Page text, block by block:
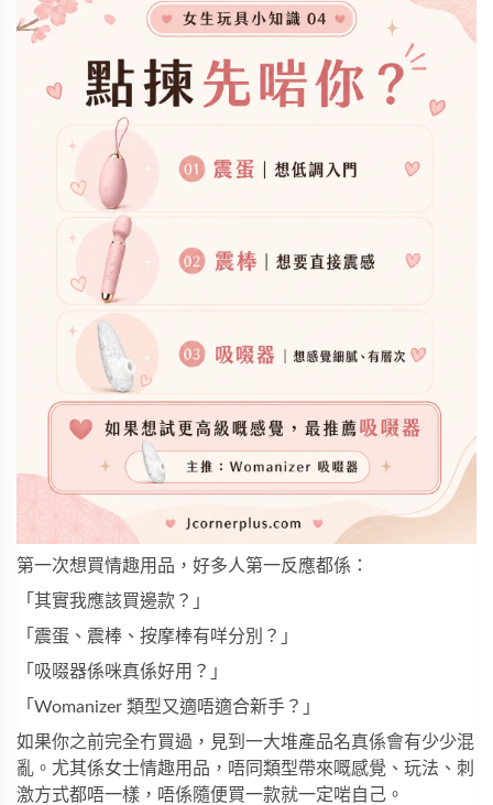
第一次想買情趣用品，好多人第一反應都係：
「其實我應該買邊款？」
「震蛋、震棒、按摩棒有咩分別？」
「吸啜器係咪真係好用？」
「Womanizer 類型又適唔適合新手？」
如果你之前完全冇買過，見到一大堆產品名真係會有少少混
亂。尤其係女士情趣用品，唔同類型帶來嘅感覺、玩法、刺
激方式都唔一樣，唔係隨便買一款就一定啱自己。